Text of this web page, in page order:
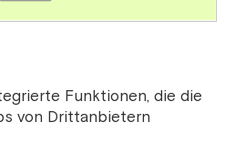
Funktionen, die die
von Drittanbietern